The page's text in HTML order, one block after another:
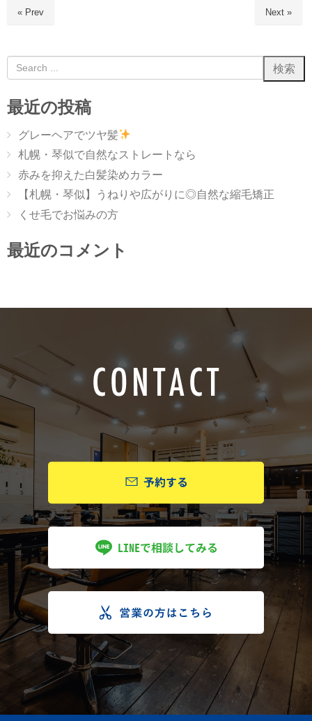
« Prev Next »
最近の投稿
グレーヘアでツヤ髪
札幌・琴似で自然なストレートなら
赤みを抑えた白髪染めカラー
【札幌・琴似】うねりや広がりに◎自然な縮毛矯正
くせ毛でお悩みの方
最近のコメント